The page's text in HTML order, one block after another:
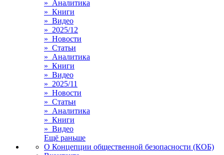
» Аналитика
» Книги
» Видео
» 2025/12
» Новости
» Статьи
» Аналитика
» Книги
» Видео
» 2025/11
» Новости
» Статьи
» Аналитика
» Книги
» Видео
Ещё раньше
О Концепции общественной безопасности (КОБ)